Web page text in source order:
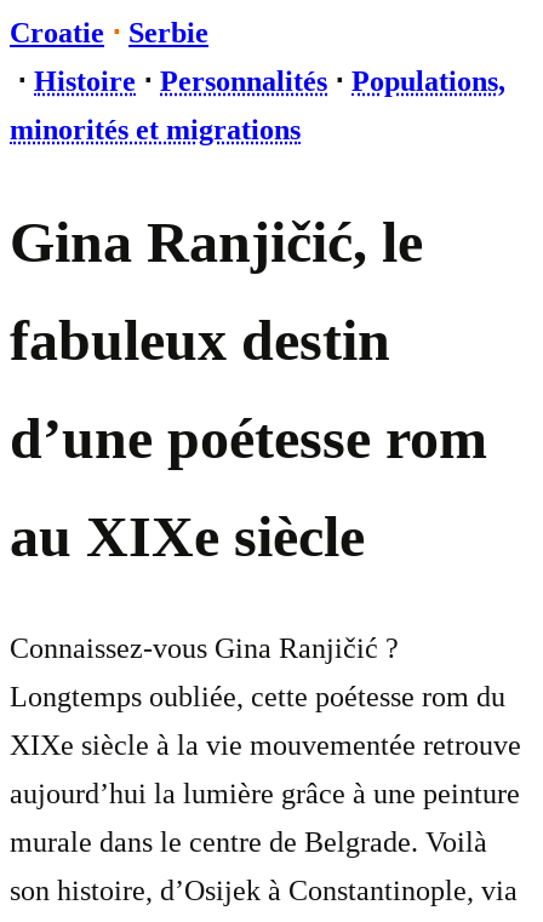
Croatie ⋅ Serbie
⋅ Histoire ⋅ Personnalités ⋅ Populations,
minorités et migrations
Gina Ranjičić, le
fabuleux destin
d’une poétesse rom
au XIXe siècle
Connaissez-vous Gina Ranjičić ?
Longtemps oubliée, cette poétesse rom du
XIXe siècle à la vie mouvementée retrouve
aujourd’hui la lumière grâce à une peinture
murale dans le centre de Belgrade. Voilà
son histoire, d’Osijek à Constantinople, via